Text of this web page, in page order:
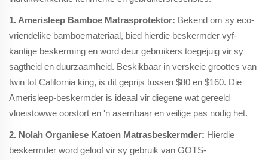
1. Amerisleep Bamboe Matrasprotektor: Bekend om sy eco-
vriendelike bamboemateriaal, bied hierdie beskermder vyf-
kantige beskerming en word deur gebruikers toegejuig vir sy
sagtheid en duurzaamheid. Beskikbaar in verskeie groottes van
twin tot California king, is dit geprijs tussen $80 en $160. Die
Amerisleep-beskermder is ideaal vir diegene wat gereeld
vloeistowwe oorstort en 'n asembaar en veilige pas nodig het.
2. Nolah Organiese Katoen Matrasbeskermder: Hierdie
beskermder word geloof vir sy gebruik van GOTS-